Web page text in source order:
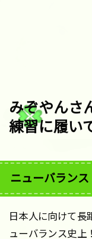
みぞやんさ
練習に履い
ニューバラン
日本人に向けて長
ューバランス史上